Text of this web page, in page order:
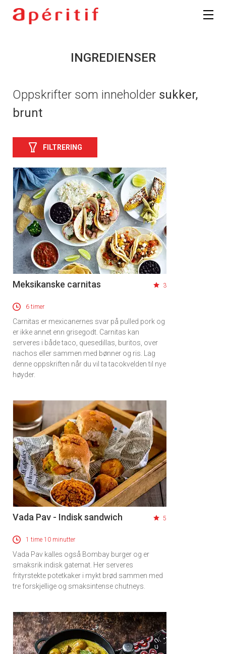
INGREDIENSER
Oppskrifter som inneholder sukker,
brunt
FILTRERING
Meksikanske carnitas 3
6 timer
Carnitas er mexicanernes svar på pulled pork og
er ikke annet enn grisegodt. Carnitas kan
serveres i både taco, quesedillas, buritos, over
nachos eller sammen med bønner og ris. Lag
denne oppskriften når du vil ta tacokvelden til nye
høyder.
Vada Pav - Indisk sandwich 5
1 time 10 minutter
Vada Pav kalles også Bombay burger og er
smaksrik indisk gatemat. Her serveres
frityrstekte potetkaker i mykt brød sammen med
tre forskjellige og smaksintense chutneys.